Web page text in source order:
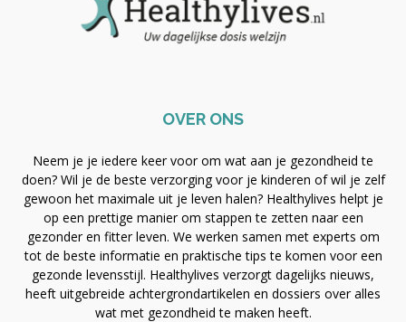
OVER ONS
Neem je je iedere keer voor om wat aan je gezondheid te
doen? Wil je de beste verzorging voor je kinderen of wil je zelf
gewoon het maximale uit je leven halen? Healthylives helpt je
op een prettige manier om stappen te zetten naar een
gezonder en fitter leven. We werken samen met experts om
tot de beste informatie en praktische tips te komen voor een
gezonde levensstijl. Healthylives verzorgt dagelijks nieuws,
heeft uitgebreide achtergrondartikelen en dossiers over alles
wat met gezondheid te maken heeft.